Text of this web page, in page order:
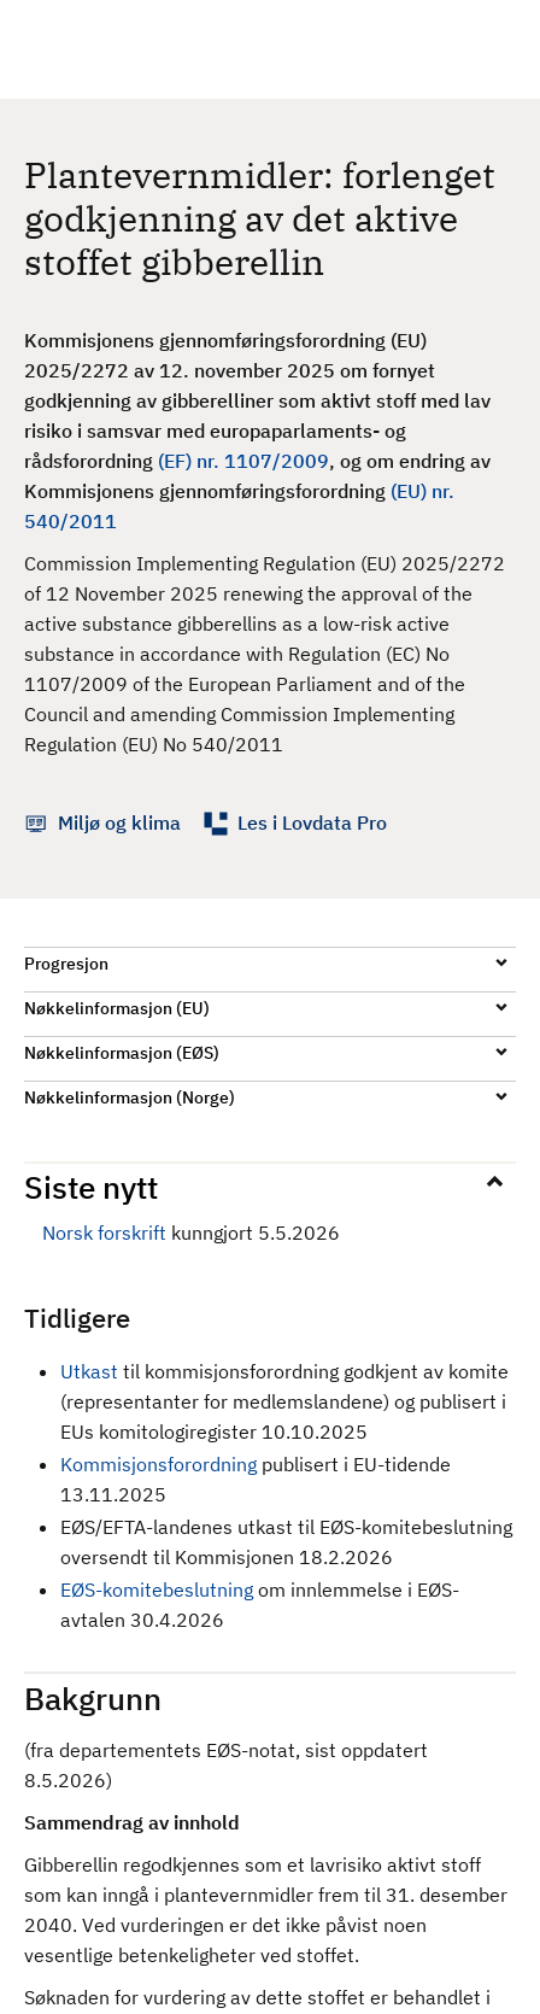
Plantevernmidler: forlenget
godkjenning av det aktive
stoffet gibberellin
Kommisjonens gjennomføringsforordning (EU)
2025/2272 av 12. november 2025 om fornyet
godkjenning av gibberelliner som aktivt stoff med lav
risiko i samsvar med europaparlaments- og
rådsforordning (EF) nr. 1107/2009, og om endring av
Kommisjonens gjennomføringsforordning (EU) nr.
540/2011
Commission Implementing Regulation (EU) 2025/2272
of 12 November 2025 renewing the approval of the
active substance gibberellins as a low-risk active
substance in accordance with Regulation (EC) No
1107/2009 of the European Parliament and of the
Council and amending Commission Implementing
Regulation (EU) No 540/2011
Miljø og klima Les i Lovdata Pro
Progresjon
Nøkkelinformasjon (EU)
Nøkkelinformasjon (EØS)
Nøkkelinformasjon (Norge)
Siste nytt
Norsk forskrift kunngjort 5.5.2026
Tidligere
Utkast til kommisjonsforordning godkjent av komite
(representanter for medlemslandene) og publisert i
EUs komitologiregister 10.10.2025
Kommisjonsforordning publisert i EU-tidende
13.11.2025
EØS/EFTA-landenes utkast til EØS-komitebeslutning
oversendt til Kommisjonen 18.2.2026
EØS-komitebeslutning om innlemmelse i EØS-
avtalen 30.4.2026
Bakgrunn
(fra departementets EØS-notat, sist oppdatert
8.5.2026)
Sammendrag av innhold
Gibberellin regodkjennes som et lavrisiko aktivt stoff
som kan inngå i plantevernmidler frem til 31. desember
2040. Ved vurderingen er det ikke påvist noen
vesentlige betenkeligheter ved stoffet.
Søknaden for vurdering av dette stoffet er behandlet i